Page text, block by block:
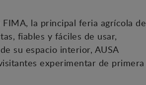
la principal feria agrícola de
fiables y fáciles de usar,
su espacio interior, AUSA
experimentar de primera